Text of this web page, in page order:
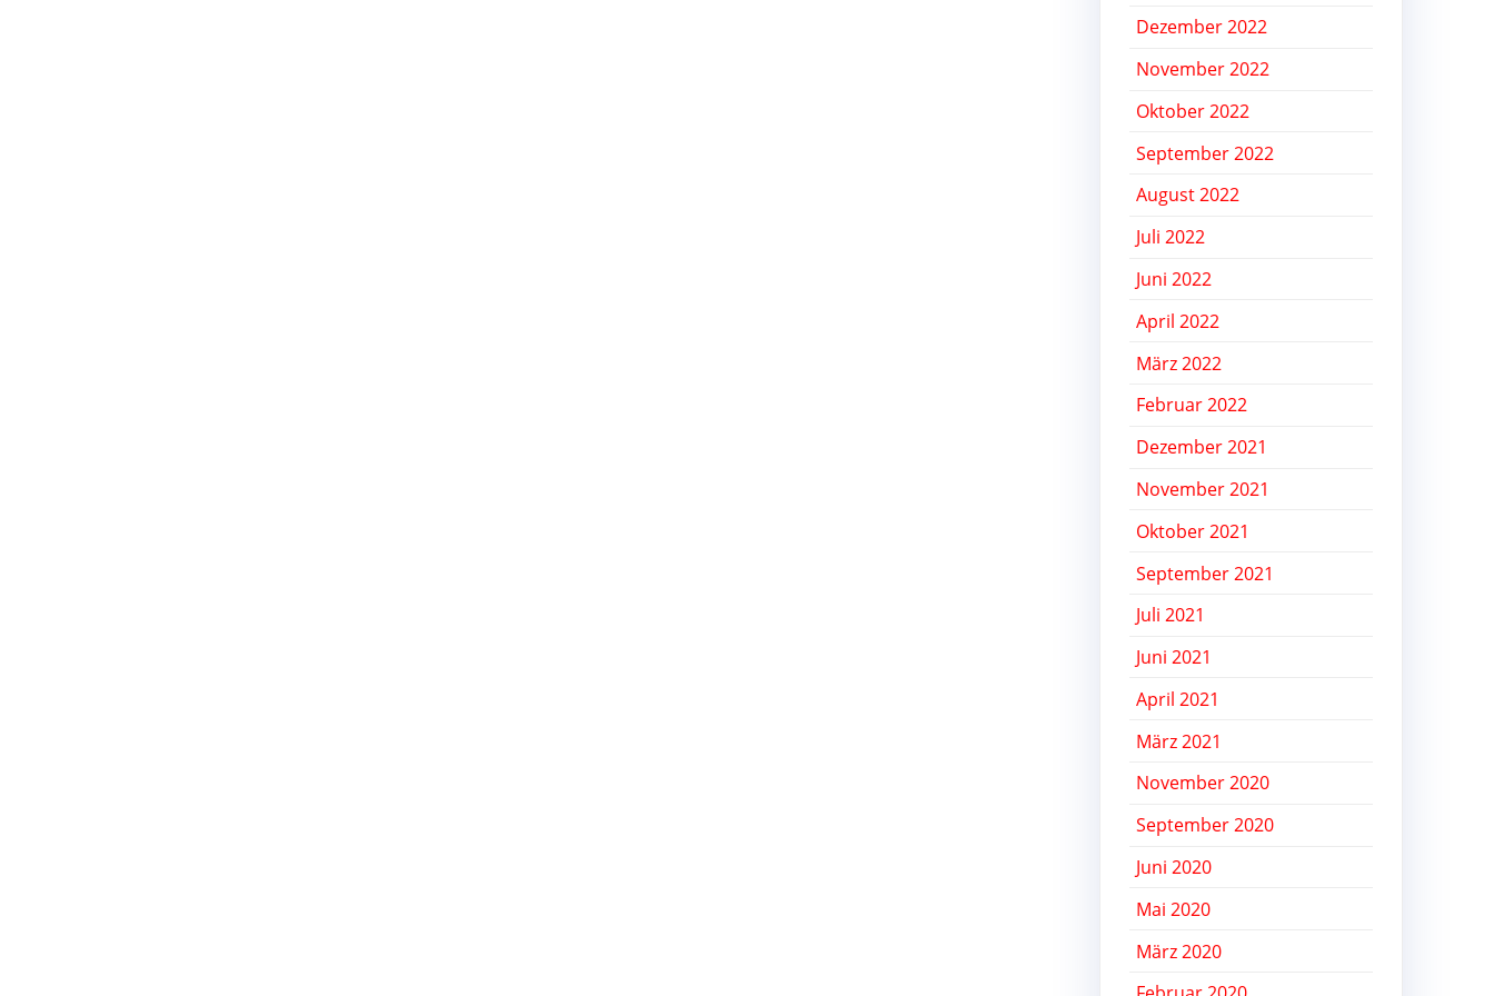
Dezember 2022
November 2022
Oktober 2022
September 2022
August 2022
Juli 2022
Juni 2022
April 2022
März 2022
Februar 2022
Dezember 2021
November 2021
Oktober 2021
September 2021
Juli 2021
Juni 2021
April 2021
März 2021
November 2020
September 2020
Juni 2020
Mai 2020
März 2020